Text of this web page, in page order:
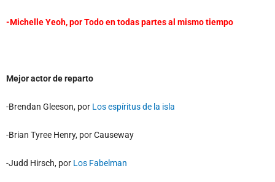
-Michelle Yeoh, porTodo en todas partes al mismo tiempo
Mejor actor de reparto
-Brendan Gleeson, por Los espíritus de la isla
-Brian Tyree Henry, por Causeway
-Judd Hirsch, por Los Fabelman